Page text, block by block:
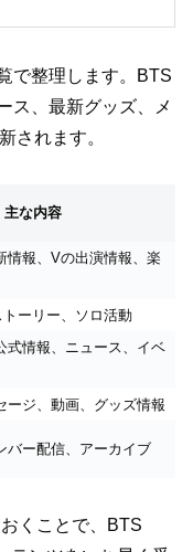
で整理します。BTS
ス、最新グッズ、メ
されます。
主な内容
情報、Vの出演情報、楽
ーリー、ソロ活動
式情報、ニュース、イベ
ージ、動画、グッズ情報
バー配信、アーカイブ
くことで、BTS